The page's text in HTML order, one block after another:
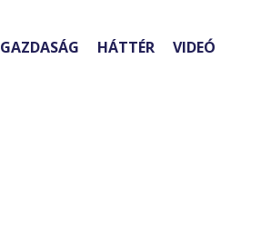
GAZDASÁG HÁTTÉR VIDEÓ